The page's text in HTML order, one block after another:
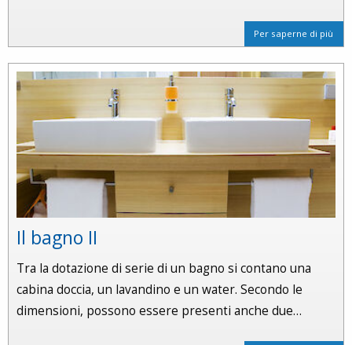
Per saperne di più
Il bagno II
Tra la dotazione di serie di un bagno si contano una
cabina doccia, un lavandino e un water. Secondo le
dimensioni, possono essere presenti anche due…